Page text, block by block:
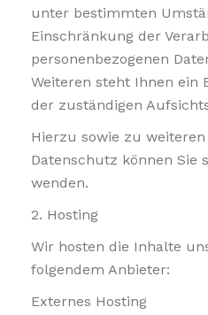
unter bestimmten
Einschränkung der
personenbezogenen
Weiteren steht Ihnen ein
der zuständigen
Hierzu sowie zu
Datenschutz können Sie
wenden.
2. Hosting
Wir hosten die Inhalte
folgendem Anbieter:
Externes Hosting